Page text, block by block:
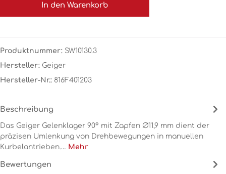
In den Warenkorb
Produktnummer: SW10130.3
Hersteller: Geiger
Hersteller-Nr.: 816F401203
Beschreibung
Das Geiger Gelenklager 90° mit Zapfen Ø11,9 mm dient der
präzisen Umlenkung von Drehbewegungen in manuellen
Kurbelantrieben.… Mehr
Bewertungen